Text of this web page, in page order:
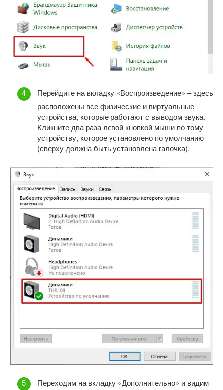
Перейдите на вкладку «Воспроизведение» – здесь
расположены все физические и виртуальные
устройства, которые работают с выводом звука.
Кликните два раза левой кнопкой мыши по тому
устройству, которое установлено по умолчанию
(сверху должна быть установлена галочка).
Переходим на вкладку «Дополнительно» и видим